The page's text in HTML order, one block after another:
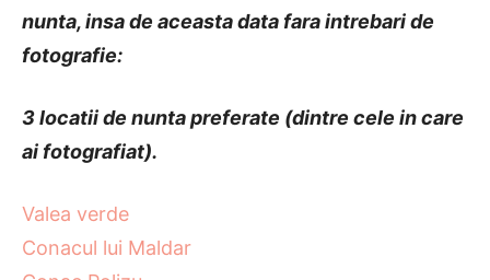
nunta, insa de aceasta data fara intrebari de
fotografie:
3 locatii de nunta preferate (dintre cele in care
ai fotografiat).
Valea verde
Conacul lui Maldar